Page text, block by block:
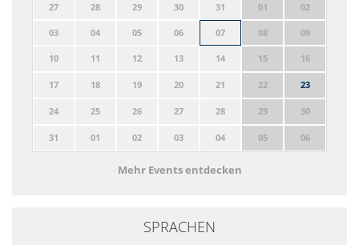
27
28 29 30 31 01 02
03 04 05 06 07 08 09
10 11 12 13 14 15 16
17 18 19 20 21 22 23
24 25 26 27 28 29 30
31 01 02 03 04 05 06
Mehr Events entdecken
SPRACHEN